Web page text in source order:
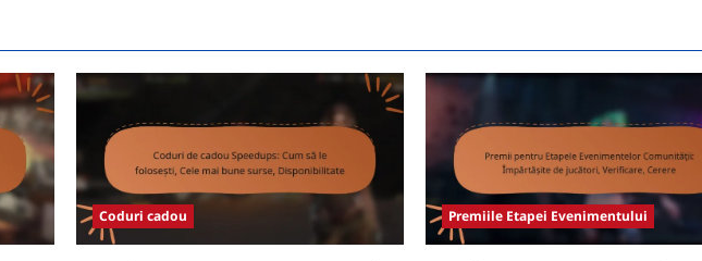
Coduri cadou Premiile Etapei Evenimentului